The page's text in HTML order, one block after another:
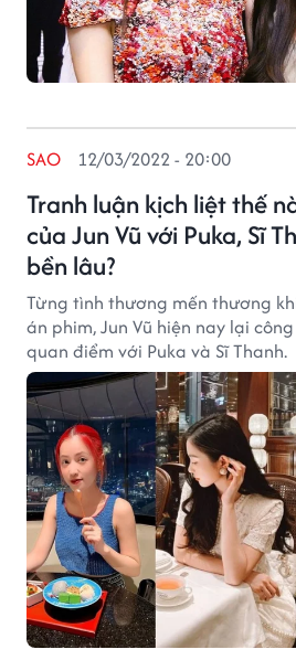
Tranh luận kịch liệt thế
của Jun Vũ với Puka, Sĩ
bền lâu?
SAO 12/03/2022 - 20:00
Từng tình thương mến thương
án phim, Jun Vũ hiện nay lại
quan điểm với Puka và Sĩ Thanh.